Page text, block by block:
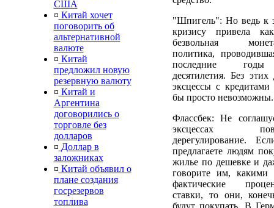
США
¤ Китай хочет
поговорить об
альтернативной
валюте
¤ Китай
предложил новую
резервную валюту
¤ Китай и
Аргентина
договорились о
торговле без
долларов
¤ Доллар в
заложниках
¤ Китай объявил о
плане создания
госрезервов
топлива
"Шпигель": Но ведь к
кризису привела
безвольная
политика,
последние
десятилетия. Без этих
эксцессы с
бы просто невозможны.
Флассбек: Не
эксцессах
дерегулирование.
предлагаете людям
жилье по дешевке и
говорите им, какими
фактические
ставки, то они,
будут покупать. В